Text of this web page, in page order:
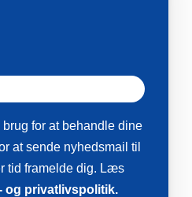
for at behandle dine
at sende nyhedsmail til
tid framelde dig. Læs
og privatlivspolitik.